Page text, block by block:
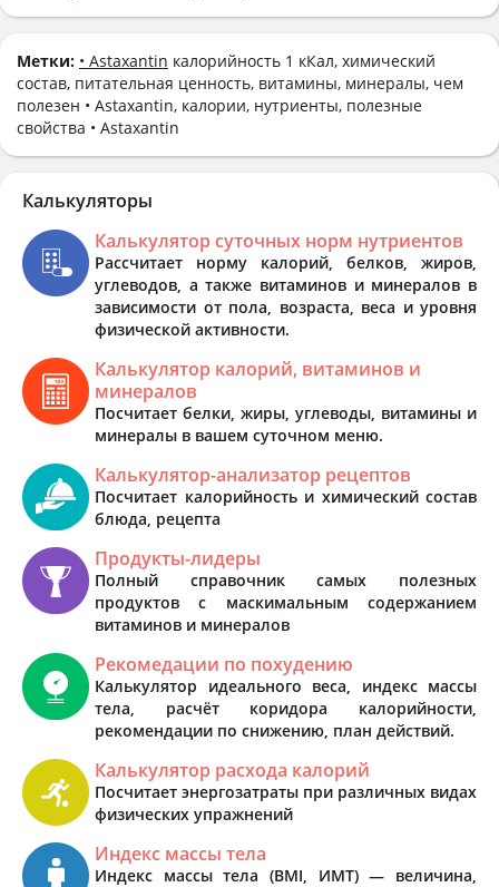
Метки: • Astaxantin калорийность 1 кКал, химический
состав, питательная ценность, витамины, минералы, чем
полезен • Astaxantin, калории, нутриенты, полезные
свойства • Astaxantin
Калькуляторы
Калькулятор суточных норм нутриентов
Рассчитает норму калорий, белков, жиров,
углеводов, а также витаминов и минералов в
зависимости от пола, возраста, веса и уровня
физической активности.
Калькулятор калорий, витаминов и
минералов
Посчитает белки, жиры, углеводы, витамины и
минералы в вашем суточном меню.
Калькулятор-анализатор рецептов
Посчитает калорийность и химический состав
блюда, рецепта
Продукты-лидеры
Полный справочник самых полезных
продуктов с маскимальным содержанием
витаминов и минералов
Рекомедации по похудению
Калькулятор идеального веса, индекс массы
тела, расчёт коридора калорийности,
рекомендации по снижению, план действий.
Калькулятор расхода калорий
Посчитает энергозатраты при различных видах
физических упражнений
Индекс массы тела
Индекс массы тела (BMI, ИМТ) — величина,